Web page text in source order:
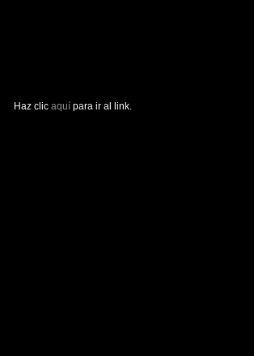
Haz clic aquí para ir al link.